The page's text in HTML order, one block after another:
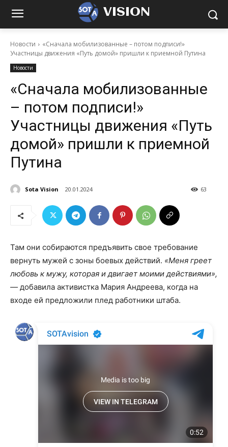
VISION
Новости
«Сначала мобилизованные – потом подписи!»
Участницы движения «Путь домой» пришли к приемной Путина
Новости
«Сначала мобилизованные
– потом подписи!»
Участницы движения «Путь
домой» пришли к приемной
Путина
Sota Vision 20.01.2024 63
Там они собираются предъявить свое требование
вернуть мужей с зоны боевых действий. «Меня греет
любовь к мужу, которая и двигает моими действиями»,
— добавила активистка Мария Андреева, когда на
входе ей предложили плед работники штаба.